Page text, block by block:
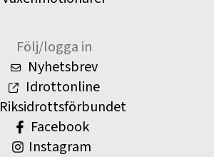
Följ/logga in
Nyhetsbrev
Idrottonline
Riksidrottsförbundet
Facebook
Instagram